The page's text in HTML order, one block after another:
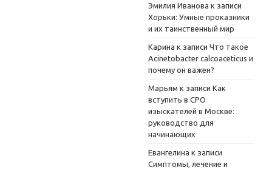
Эмилия Иванова к записи
Хорьки: Умные проказники
и их таинственный мир
Карина к записи Что такое
Acinetobacter calcoaceticus и
почему он важен?
Марьям к записи Как
вступить в СРО
изыскателей в Москве:
руководство для
начинающих
Евангелина к записи
Симптомы, лечение и